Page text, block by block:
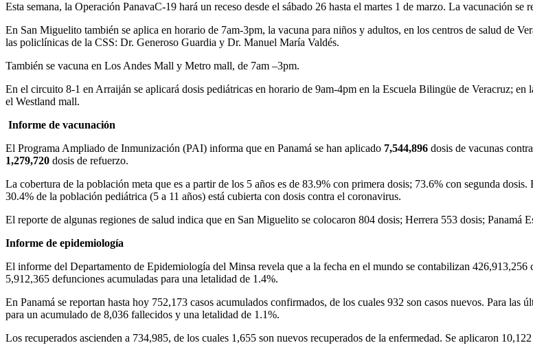
Esta semana, la Operación PanavaC-19 hará un receso desde el sábado 26 hasta el martes 1 de marzo. La vacunación se
En San Miguelito también se aplica en horario de 7am-3pm, la vacuna para niños y adultos, en los centros de salud de
las policlínicas de la CSS: Dr. Generoso Guardia y Dr. Manuel María Valdés.
También se vacuna en Los Andes Mall y Metro mall, de 7am –3pm.
En el circuito 8-1 en Arraiján se aplicará dosis pediátricas en horario de 9am-4pm en la Escuela Bilingüe de Veracruz;
el Westland mall.
Informe de vacunación
El Programa Ampliado de Inmunización (PAI) informa que en Panamá se han aplicado 7,544,896 dosis de vacunas
1,279,720 dosis de refuerzo.
La cobertura de la población meta que es a partir de los 5 años es de 83.9% con primera dosis; 73.6% con segunda
30.4% de la población pediátrica (5 a 11 años) está cubierta con dosis contra el coronavirus.
El reporte de algunas regiones de salud indica que en San Miguelito se colocaron 804 dosis; Herrera 553 dosis; Panamá
Informe de epidemiología
El informe del Departamento de Epidemiología del Minsa revela que a la fecha en el mundo se contabilizan
5,912,365 defunciones acumuladas para una letalidad de 1.4%.
En Panamá se reportan hasta hoy 752,173 casos acumulados confirmados, de los cuales 932 son casos nuevos. Para
para un acumulado de 8,036 fallecidos y una letalidad de 1.1%.
Los recuperados ascienden a 734,985, de los cuales 1,655 son nuevos recuperados de la enfermedad. Se aplicaron